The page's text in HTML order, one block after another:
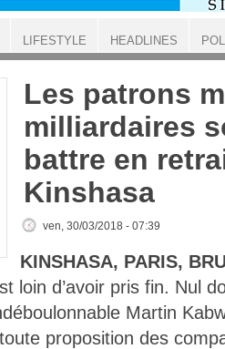
Les patrons
milliardaires
battre en
Kinshasa
ven, 30/03/2018 - 07:39
KINSHASA, PARIS,
loin d’avoir pris fin. Nul
Martin
proposition des
LIFESTYLE HEADLINES